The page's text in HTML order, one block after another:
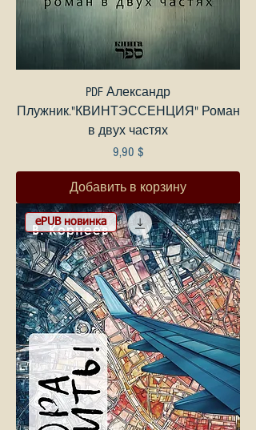
PDF Александр
Плужник."КВИНТЭССЕНЦИЯ" Роман
в двух частях
Цена
9,90 $
Добавить в корзину
ePUB новинка